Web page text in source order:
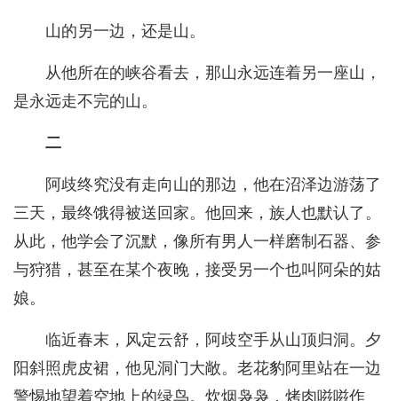
山的另一边，还是山。
从他所在的峡谷看去，那山永远连着另一座山，
是永远走不完的山。
二
阿歧终究没有走向山的那边，他在沼泽边游荡了
三天，最终饿得被送回家。他回来，族人也默认了。
从此，他学会了沉默，像所有男人一样磨制石器、参
与狩猎，甚至在某个夜晚，接受另一个也叫阿朵的姑
娘。
临近春末，风定云舒，阿歧空手从山顶归洞。夕
阳斜照虎皮裙，他见洞门大敞。老花豹阿里站在一边
警惕地望着空地上的绿鸟。炊烟袅袅，烤肉嗞嗞作